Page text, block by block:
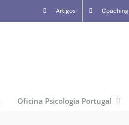
Artigos Coaching
Oficina Psicologia Portugal